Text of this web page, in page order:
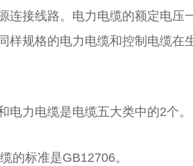
连接线路。电力电缆的额定电压
样规格的电力电缆和控制电缆在
电力电缆是电缆五大类中的2个。
的标准是GB12706。